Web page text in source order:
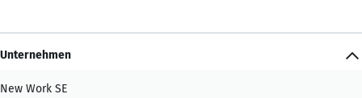
Unternehmen
New Work SE